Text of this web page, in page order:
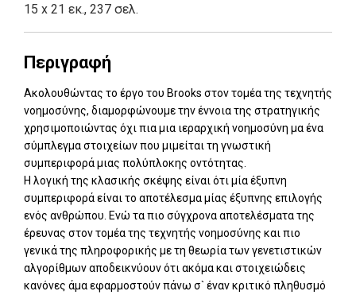
15 x 21 εκ., 237 σελ.
Περιγραφή
Ακολουθώντας το έργο του Brooks στον τομέα της τεχνητής
νοημοσύνης, διαμορφώνουμε την έννοια της στρατηγικής
χρησιμοποιώντας όχι πια μια ιεραρχική νοημοσύνη μα ένα
σύμπλεγμα στοιχείων που μιμείται τη γνωστική
συμπεριφορά μιας πολύπλοκης οντότητας.
Η λογική της κλασικής σκέψης είναι ότι μία έξυπνη
συμπεριφορά είναι το αποτέλεσμα μίας έξυπνης επιλογής
ενός ανθρώπου. Ενώ τα πιο σύγχρονα αποτελέσματα της
έρευνας στον τομέα της τεχνητής νοημοσύνης και πιο
γενικά της πληροφορικής με τη θεωρία των γενετιστικών
αλγορίθμων αποδεικνύουν ότι ακόμα και στοιχειώδεις
κανόνες άμα εφαρμοστούν πάνω σ` έναν κριτικό πληθυσμό